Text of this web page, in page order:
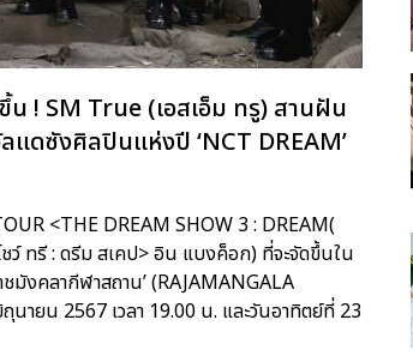
! SM True (เอสเอ็ม ทรู) สานฝัน
แดซังศิลปินแห่งปี ‘NCT DREAM’
<THE DREAM SHOW 3 : DREAM(
ชว์ ทรี : ดรีม สเคป> อิน แบงค็อก) ที่จะจัดขึ้นใน
มังคลากีฬาสถาน’ (RAJAMANGALA
ายน 2567 เวลา 19.00 น. และวันอาทิตย์ที่ 23